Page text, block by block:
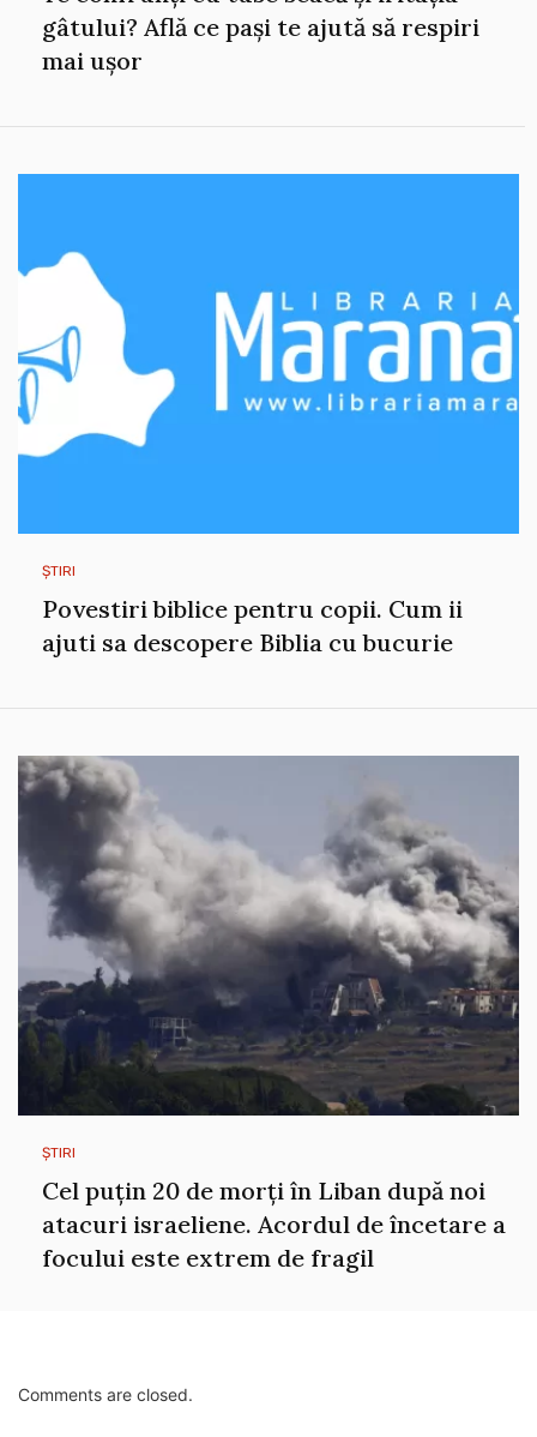
gâtului? Află ce pași te ajută să respiri
mai ușor
ȘTIRI
Povestiri biblice pentru copii. Cum ii
ajuti sa descopere Biblia cu bucurie
ȘTIRI
Cel puțin 20 de morți în Liban după noi
atacuri israeliene. Acordul de încetare a
focului este extrem de fragil
Comments are closed.